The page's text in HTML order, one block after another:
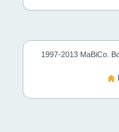
1997-2013 MaBiCo.